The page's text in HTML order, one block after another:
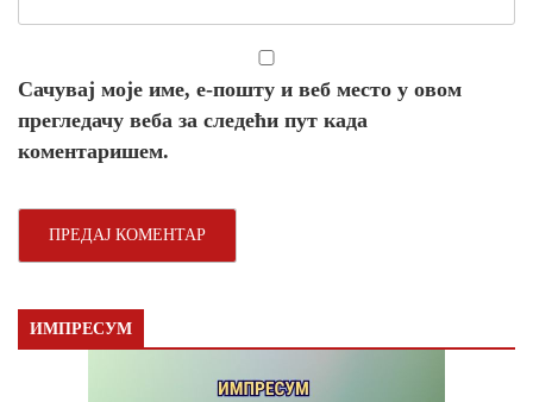
Сачувај моје име, е-пошту и веб место у овом
прегледачу веба за следећи пут када
коментаришем.
ИМПРЕСУМ